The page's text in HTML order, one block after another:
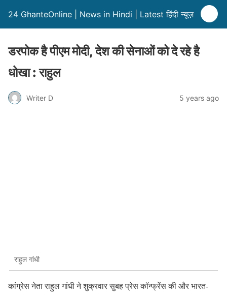
24 GhanteOnline | News in Hindi | Latest हिंदी न्यूज़
डरपोक है पीएम मोदी, देश की सेनाओं को दे रहे है
धोखा : राहुल
Writer D 5 years ago
राहुल गांधी
कांग्रेस नेता राहुल गांधी ने शुक्रवार सुबह प्रेस कॉन्फ्रेंस की और भारत-